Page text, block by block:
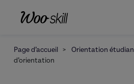
Page d’accueil > Orientation
d’orientation